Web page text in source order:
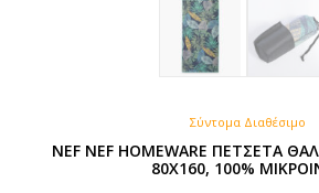
Σύντομα Διαθέσιμο
NEF NEF HOMEWARE ΠΕΤΣΕΤΑ
80X160, 100%